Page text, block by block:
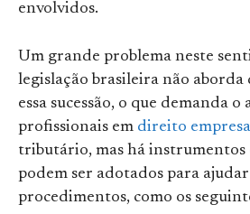
envolvidos.
Um grande problema neste
legislação brasileira não aborda
essa sucessão, o que demanda
profissionais em direito
tributário, mas há instrumentos
podem ser adotados para
procedimentos, como os